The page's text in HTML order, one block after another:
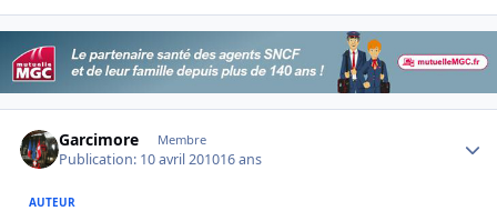
Garcimore Membre
Publication: 10 avril 201016 ans
AUTEUR